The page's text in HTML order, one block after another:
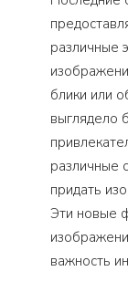
различные
блики или
выглядело
различные
придать
Эти новые
важность